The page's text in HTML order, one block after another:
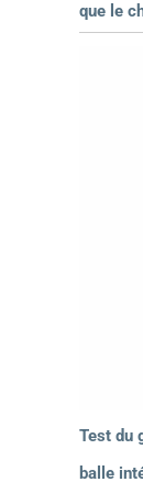
que le
Test du
balle